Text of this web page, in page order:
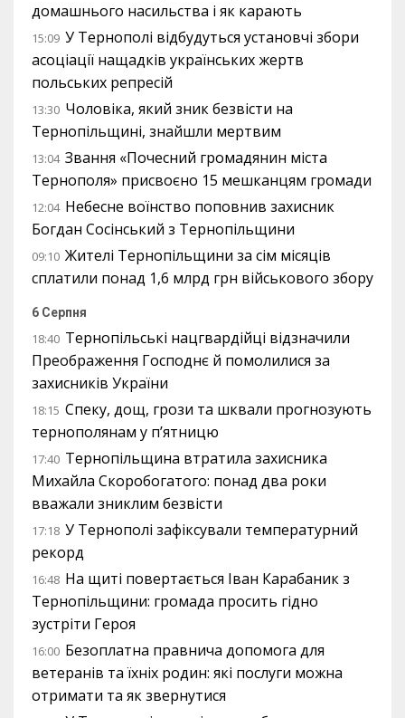
домашнього насильства і як карають
15:09 У Тернополі відбудуться установчі збори
асоціації нащадків українських жертв
польських репресій
13:30 Чоловіка, який зник безвісти на
Тернопільщині, знайшли мертвим
13:04 Звання «Почесний громадянин міста
Тернополя» присвоєно 15 мешканцям громади
12:04 Небесне воїнство поповнив захисник
Богдан Сосінський з Тернопільщини
09:10 Жителі Тернопільщини за сім місяців
сплатили понад 1,6 млрд грн військового збору
6 Серпня
18:40 Тернопільські нацгвардійці відзначили
Преображення Господнє й помолилися за
захисників України
18:15 Спеку, дощ, грози та шквали прогнозують
тернополянам у п’ятницю
17:40 Тернопільщина втратила захисника
Михайла Скоробогатого: понад два роки
вважали зниклим безвісти
17:18 У Тернополі зафіксували температурний
рекорд
16:48 На щиті повертається Іван Карабаник з
Тернопільщини: громада просить гідно
зустріти Героя
16:00 Безоплатна правнича допомога для
ветеранів та їхніх родин: які послуги можна
отримати та як звернутися